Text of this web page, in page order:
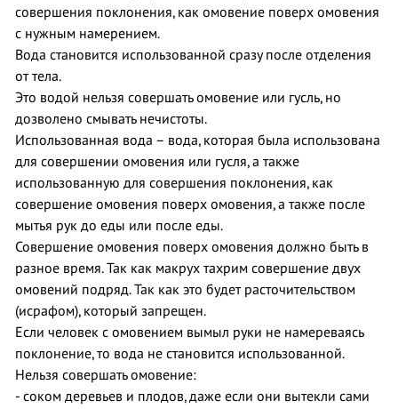
совершения поклонения, как омовение поверх омовения
с нужным намерением.
Вода становится использованной сразу после отделения
от тела.
Это водой нельзя совершать омовение или гусль, но
дозволено смывать нечистоты.
Использованная вода – вода, которая была использована
для совершении омовения или гусля, а также
использованную для совершения поклонения, как
совершение омовения поверх омовения, а также после
мытья рук до еды или после еды.
Совершение омовения поверх омовения должно быть в
разное время. Так как макрух тахрим совершение двух
омовений подряд. Так как это будет расточительством
(исрафом), который запрещен.
Если человек с омовением вымыл руки не намереваясь
поклонение, то вода не становится использованной.
Нельзя совершать омовение:
- соком деревьев и плодов, даже если они вытекли сами